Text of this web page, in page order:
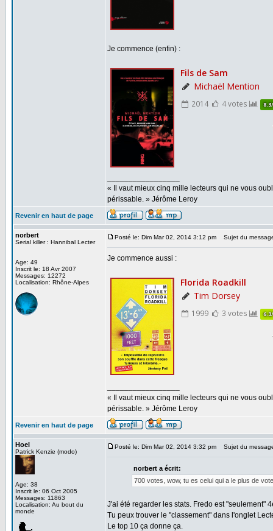
Je commence (enfin) :
« Il vaut mieux cinq mille lecteurs qui ne vous
périssable. » Jérôme Leroy
Revenir en haut de page
norbert
Serial killer : Hannibal Lecter
Age: 49
Inscrit le: 18 Avr 2007
Messages: 12272
Localisation: Rhône-Alpes
Posté le: Dim Mar 02, 2014 3:12 pm Sujet du
Je commence aussi :
« Il vaut mieux cinq mille lecteurs qui ne vous
périssable. » Jérôme Leroy
Revenir en haut de page
Hoel
Patrick Kenzie (modo)
Age: 38
Inscrit le: 06 Oct 2005
Messages: 11863
Localisation: Au bout du
monde
Posté le: Dim Mar 02, 2014 3:32 pm Sujet du
norbert a écrit:
700 votes, wow, tu es celui qui a le plus de
J'ai été regarder les stats. Fredo est "seulement"
Tu peux trouver le "classement" dans l'onglet
Le top 10 ça donne ça.